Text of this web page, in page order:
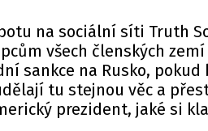
na sociální síti Truth
všech členských zemí
sankce na Rusko, pokud
tu stejnou věc a
prezident, jaké si